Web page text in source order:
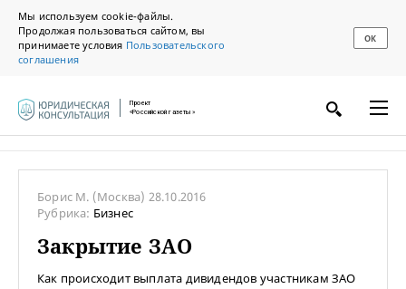
Мы используем cookie-файлы.
Продолжая пользоваться сайтом, вы
принимаете условия Пользовательского
соглашения
ОК
Проект
«Российской газеты»
Борис М. (Москва) 28.10.2016
Рубрика: Бизнес
Закрытие ЗАО
Как происходит выплата дивидендов участникам ЗАО